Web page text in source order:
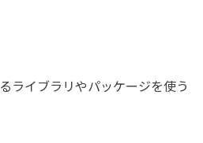
ライブラリやパッケージを使う